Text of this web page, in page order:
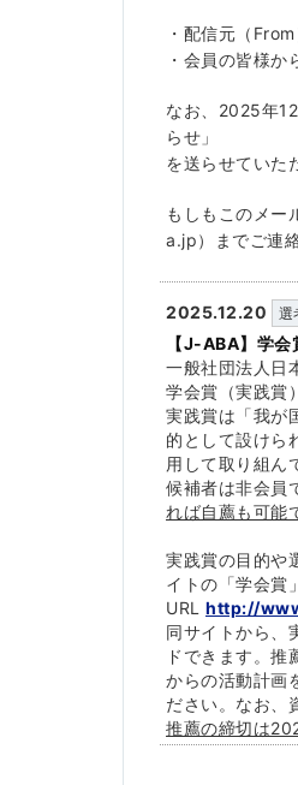
・配信元（
・会員の皆様
なお、2025年
らせ」
を送らせていた
もしもこのメ
a.jp）までご連
2025.12.20 選
【J-ABA】学
一般社団法人日
学会賞（実践賞）
実践賞は「我が
的として設けら
用して取り組ん
候補者は非会員
れば自薦も可能
実践賞の目的や
イトの「学会賞
URL http://
同サイトから、
ドできます。推
からの活動計画
ださい。なお、
推薦の締切は